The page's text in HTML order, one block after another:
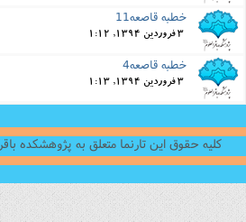
خطبه قاصعه11
3 فروردین 1394, 1:12
خطبه قاصعه4
3 فروردین 1394, 1:13
کلیه حقوق این تارنما متعلق به پژوهشکده